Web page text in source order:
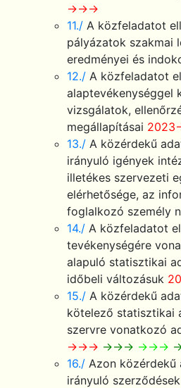
→→→
11./ A közfeladatot
pályázatok szakmai
eredményei és
12./ A közfeladatot
alaptevékenységgel
vizsgálatok,
megállapításai
13./ A közérdekű
irányuló igények
illetékes szervezeti
elérhetősége, az
foglalkozó személy
14./ A közfeladatot
tevékenységére
alapuló statisztikai
időbeli változásuk
15./ A közérdekű
kötelező statisztikai
szervre vonatkozó
→→→ →→→ →→→
16./ Azon közérdekű
irányuló